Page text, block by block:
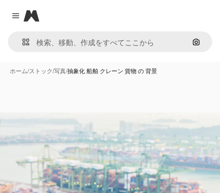
Close menu
Magnific
画像で
ホーム/ストック/写真/抽象化 船舶 クレーン 貨物 の 背景